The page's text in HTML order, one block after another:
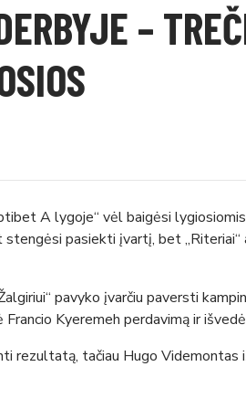
–
A lygoje“ vėl baigėsi
pasiekti įvartį, bet
pavyko įvarčiu paversti
Kyeremeh perdavimą ir
rezultatą, tačiau Hugo Videmontas